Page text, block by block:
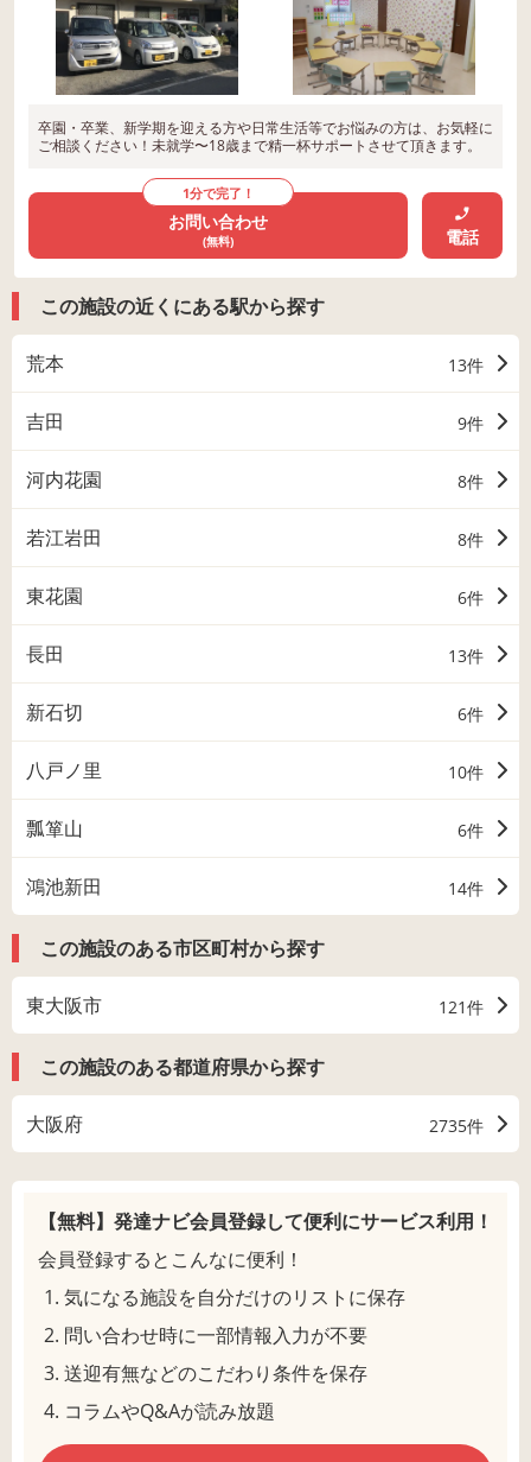
卒園・卒業、新学期を迎える方や日常生活等でお悩みの方は、お気軽に
ご相談ください！未就学〜18歳まで精一杯サポートさせて頂きます。
1分で完了！
お問い合わせ
(無料) 電話
この施設の近くにある駅から探す
荒本 13件
吉田 9件
河内花園 8件
若江岩田 8件
東花園 6件
長田 13件
新石切 6件
八戸ノ里 10件
瓢箪山 6件
鴻池新田 14件
この施設のある市区町村から探す
東大阪市 121件
この施設のある都道府県から探す
大阪府 2735件
【無料】発達ナビ会員登録して便利にサービス利用！
会員登録するとこんなに便利！
気になる施設を自分だけのリストに保存
問い合わせ時に一部情報入力が不要
送迎有無などのこだわり条件を保存
コラムやQ&Aが読み放題